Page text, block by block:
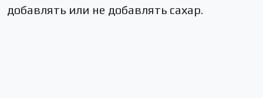
добавлять или не добавлять сахар.